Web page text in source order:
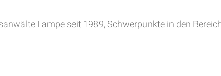
Lampe seit 1989, Schwerpunkte in den